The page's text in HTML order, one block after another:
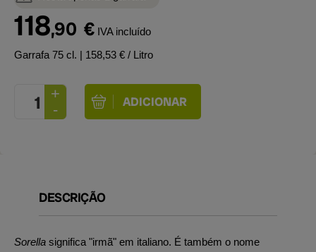
118,90 € IVA incluído
Garrafa 75 cl. | 158,53 € / Litro
DESCRIÇÃO
Sorella significa "irmã" em italiano. É também o nome